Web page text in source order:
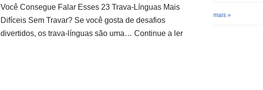
Você Consegue Falar Esses 23 Trava-Línguas Mais
Difíceis Sem Travar? Se você gosta de desafios
divertidos, os trava-línguas são uma…Continue a ler
mais »